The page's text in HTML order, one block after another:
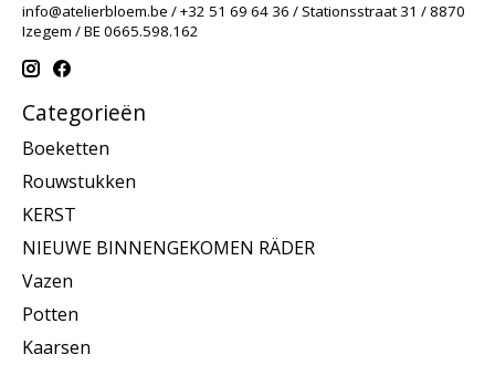
info@atelierbloem.be / +32 51 69 64 36 / Stationsstraat 31 / 8870
Izegem / BE 0665.598.162
Categorieën
Boeketten
Rouwstukken
KERST
NIEUWE BINNENGEKOMEN RÄDER
Vazen
Potten
Kaarsen